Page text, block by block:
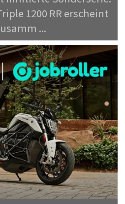
1200 RR erscheint
...